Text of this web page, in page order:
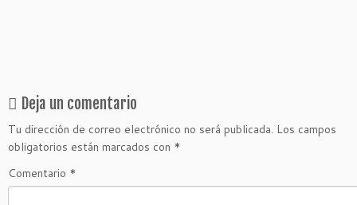
Deja un comentario
Tu dirección de correo electrónico no será publicada. Los campos
obligatorios están marcados con *
Comentario *